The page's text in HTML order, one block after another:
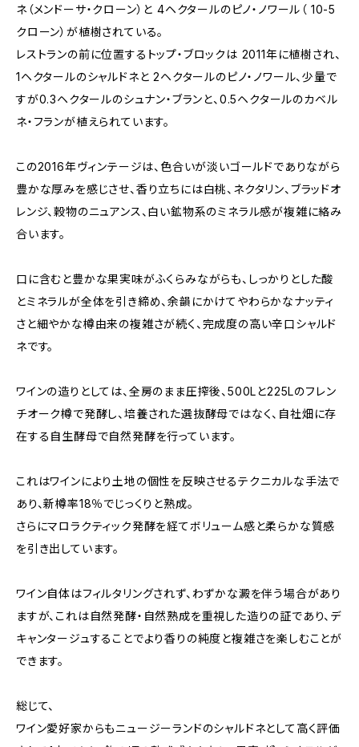
ネ（メンドーサ・クローン）と 4ヘクタールのピノ・ノワール（ 10-5
クローン）が植樹されている。
レストランの前に位置するトップ・ブロックは 2011年に植樹され、
1ヘクタールのシャルドネと 2ヘクタールのピノ・ノワール、少量で
すが0.3ヘクタールのシュナン・ブランと、0.5ヘクタールのカベル
ネ・フランが植えられています。
この2016年ヴィンテージは、色合いが淡いゴールドでありながら
豊かな厚みを感じさせ、香り立ちには白桃、ネクタリン、ブラッドオ
レンジ、穀物のニュアンス、白い鉱物系のミネラル感が複雑に絡み
合います。
口に含むと豊かな果実味がふくらみながらも、しっかりとした酸
とミネラルが全体を引き締め、余韻にかけてやわらかなナッティ
さと細やかな樽由来の複雑さが続く、完成度の高い辛口シャルド
ネです。
ワインの造りとしては、全房のまま圧搾後、500Lと225Lのフレン
チオーク樽で発酵し、培養された選抜酵母ではなく、自社畑に存
在する自生酵母で自然発酵を行っています。
これはワインにより土地の個性を反映させるテクニカルな手法で
あり、新樽率18％でじっくりと熟成。
さらにマロラクティック発酵を経てボリューム感と柔らかな質感
を引き出しています。
ワイン自体はフィルタリングされず、わずかな澱を伴う場合があり
ますが、これは自然発酵・自然熟成を重視した造りの証であり、デ
キャンタージュすることでより香りの純度と複雑さを楽しむことが
できます。
総じて、
ワイン愛好家からもニュージーランドのシャルドネとして高く評価